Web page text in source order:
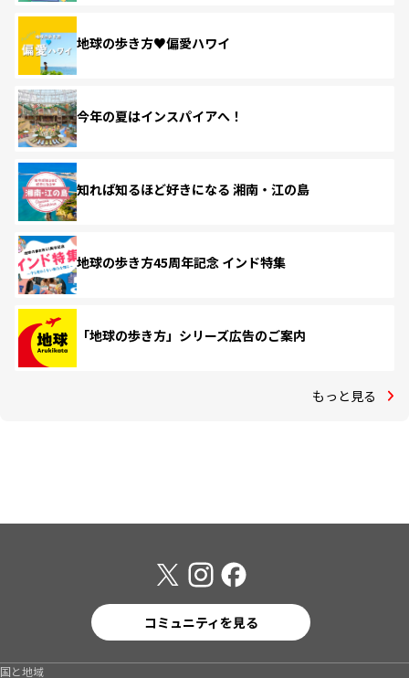
地球の歩き方♥偏愛ハワイ
今年の夏はインスパイアへ！
知れば知るほど好きになる 湘南・江の島
地球の歩き方45周年記念 インド特集
「地球の歩き方」シリーズ広告のご案内
もっと見る
コミュニティを見る
国と地域